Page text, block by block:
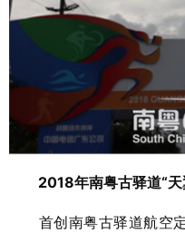
2018年南粤古驿道“天
首创南粤古驿道航空定